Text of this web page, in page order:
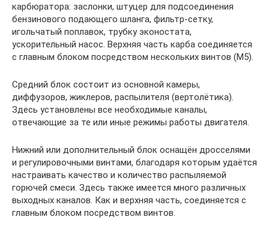
карбюратора: заслонки, штуцер для подсоединения
бензинового подающего шланга, фильтр-сетку,
игольчатый поплавок, трубку эконостата,
ускорительный насос. Верхняя часть карба соединяется
с главным блоком посредством нескольких винтов (М5).
Средний блок состоит из основной камеры,
диффузоров, жиклеров, распылителя (вертолётика).
Здесь установлены все необходимые каналы,
отвечающие за те или иные режимы работы двигателя.
Нижний или дополнительный блок оснащён дросселями
и регулировочными винтами, благодаря которым удаётся
настраивать качество и количество распыляемой
горючей смеси. Здесь также имеется много различных
выходных каналов. Как и верхняя часть, соединяется с
главным блоком посредством винтов.